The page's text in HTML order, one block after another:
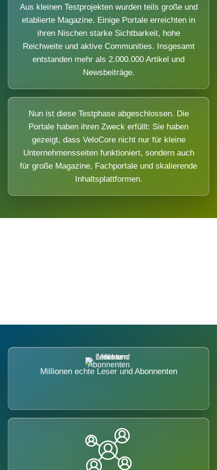
Aus kleinen Testprojekten wurden teils große und
etablierte Magazine. Einige Portale erreichten in
ihren Nischen starke Sichtbarkeit, hohe
Reichweite und aktive Communities. Insgesamt
entstanden mehr als 2.000.000 Artikel und
Newsbeiträge.
Nun ist diese Testphase abgeschlossen. Die
Portale haben ihren Zweck erfüllt: Sie haben
gezeigt, dass VeloCore nicht nur für kleine
Unternehmensseiten funktioniert, sondern auch
für große Magazine, Fachportale und skalierende
Inhaltsplattformen.
Millionen echte Leser und Abonnenten